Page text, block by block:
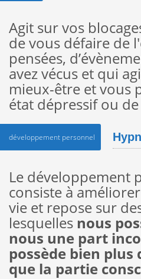
Agit sur vos
de vous défaire de
pensées,
avez vécus et qui
mieux-être et vous
état dépressif ou
développement personnel
Le développement
consiste à
vie et repose sur
lesquelles nous
nous une part
possède bien plus
que la partie